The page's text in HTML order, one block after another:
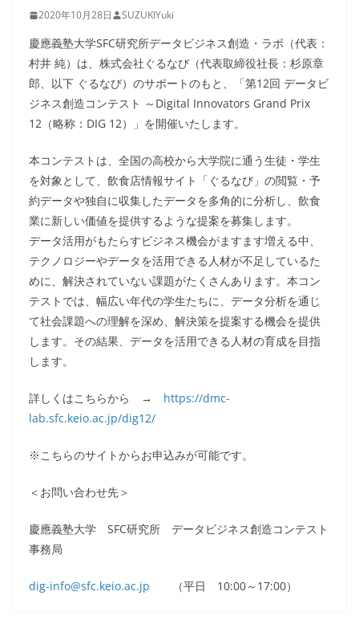
2020年10月28日 SUZUKIYuki
慶應義塾大学SFC研究所データビジネス創造・ラボ（代表：
村井 純）は、株式会社ぐるなび（代表取締役社長：杉原章
郎、以下 ぐるなび）のサポートのもと、「第12回 データビ
ジネス創造コンテスト ～Digital Innovators Grand Prix
12（略称：DIG 12）」を開催いたします。
本コンテストは、全国の高校から大学院に通う生徒・学生
を対象として、飲食店情報サイト「ぐるなび」の閲覧・予
約データや独自に収集したデータを多角的に分析し、飲食
業に新しい価値を提供するような提案を募集します。
データ活用がもたらすビジネス機会がますます増える中、
テクノロジーやデータを活用できる人材が不足しているた
めに、解決されていない課題がたくさんあります。本コン
テストでは、幅広い年代の学生たちに、データ分析を通じ
て社会課題への理解を深め、解決策を提案する機会を提供
します。その結果、データを活用できる人材の育成を目指
します。
詳しくはこちらから → https://dmc-
lab.sfc.keio.ac.jp/dig12/
※こちらのサイトからお申込みが可能です。
＜お問い合わせ先＞
慶應義塾大学 SFC研究所 データビジネス創造コンテスト
事務局
dig-info@sfc.keio.ac.jp （平日 10:00～17:00）